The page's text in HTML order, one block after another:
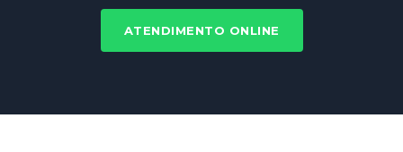
ATENDIMENTO ONLINE